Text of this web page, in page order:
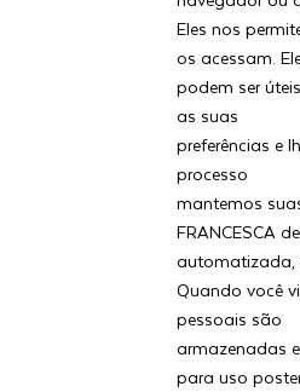
Eles nos
os acessam.
podem ser
as suas
preferências e
processo
mantemos
FRANCESCA
automatizada,
Quando você
pessoais são
armazenadas
para uso